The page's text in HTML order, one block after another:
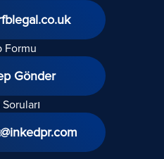
Formu
Gönder
Soruları